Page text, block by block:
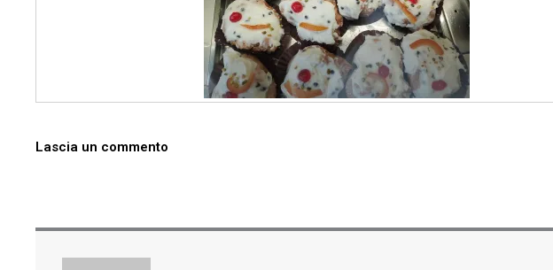
Lascia un commento